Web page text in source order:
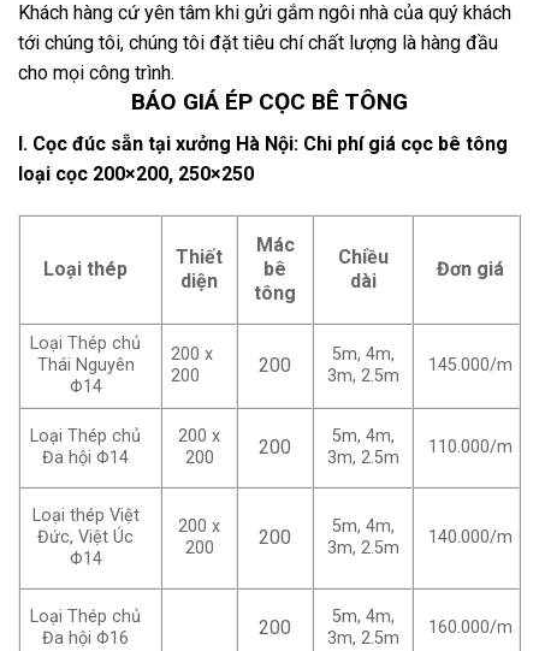
Khách hàng cứ yên tâm khi gửi gắm ngôi nhà của quý khách
tới chúng tôi, chúng tôi đặt tiêu chí chất lượng là hàng đầu
cho mọi công trình.
BÁO GIÁ ÉP CỌC BÊ TÔNG
I. Cọc đúc sẵn tại xưởng Hà Nội: Chi phí giá cọc bê tông
loại cọc 200×200, 250×250
Loại thép
Thiết
diện
Mác
bê
tông
Chiều
dài
Đơn giá
Loại Thép chủ
Thái Nguyên
Φ14
200 x
200
200
5m, 4m,
3m, 2.5m
145.000/m
Loại Thép chủ
Đa hội Φ14
200 x
200
200
5m, 4m,
3m, 2.5m
110.000/m
Loại thép Việt
Đức, Việt Úc
Φ14
200 x
200
200
5m, 4m,
3m, 2.5m
140.000/m
Loại Thép chủ
Đa hội Φ16
200
5m, 4m,
3m, 2.5m
160.000/m